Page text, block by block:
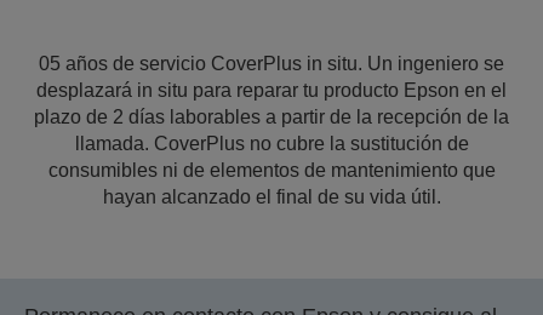
05 años de servicio CoverPlus in situ. Un ingeniero se
desplazará in situ para reparar tu producto Epson en el
plazo de 2 días laborables a partir de la recepción de la
llamada. CoverPlus no cubre la sustitución de
consumibles ni de elementos de mantenimiento que
hayan alcanzado el final de su vida útil.